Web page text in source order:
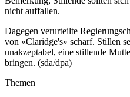
nicht auffallen.
Dagegen verurteilte
von «Claridge's» scharf. Stillen
unakzeptabel, eine stillende
bringen. (sda/dpa)
Themen